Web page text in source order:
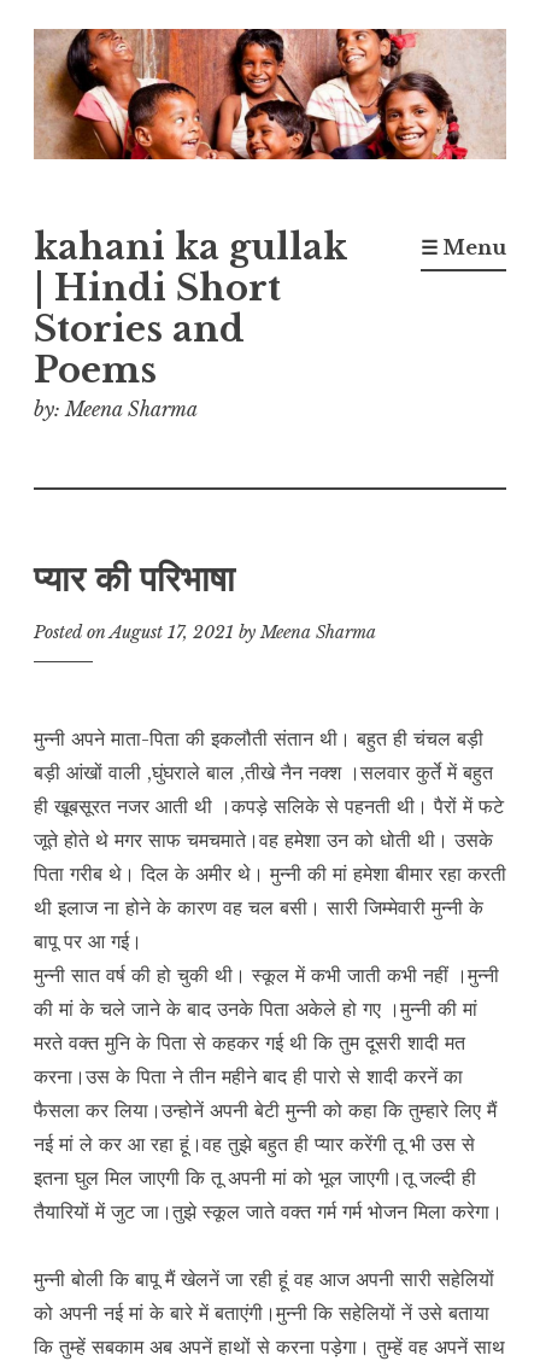
Skip
to
content
kahani ka gullak
| Hindi Short
Stories and
Poems
by: Meena Sharma
☰ Menu
प्यार की परिभाषा
Posted onAugust 17, 2021 byMeena Sharma
मुन्नी अपने माता-पिता की इकलौती संतान थी। बहुत ही चंचल बड़ी
बड़ी आंखों वाली ,घुंघराले बाल ,तीखे नैन नक्श ।सलवार कुर्ते में बहुत
ही खूबसूरत नजर आती थी ।कपड़े सलिके से पहनती थी। पैरों में फटे
जूते होते थे मगर साफ चमचमाते।वह हमेशा उन को धोती थी। उसके
पिता गरीब थे। दिल के अमीर थे। मुन्नी की मां हमेशा बीमार रहा करती
थी इलाज ना होने के कारण वह चल बसी। सारी जिम्मेवारी मुन्नी के
बापू पर आ गई।
मुन्नी सात वर्ष की हो चुकी थी। स्कूल में कभी जाती कभी नहीं ।मुन्नी
की मां के चले जाने के बाद उनके पिता अकेले हो गए ।मुन्नी की मां
मरते वक्त मुनि के पिता से कहकर गई थी कि तुम दूसरी शादी मत
करना।उस के पिता ने तीन महीने बाद ही पारो से शादी करनें का
फैसला कर लिया।उन्होनें अपनी बेटी मुन्नी को कहा कि तुम्हारे लिए मैं
नई मां ले कर आ रहा हूं।वह तुझे बहुत ही प्यार करेंगी तू भी उस से
इतना घुल मिल जाएगी कि तू अपनी मां को भूल जाएगी।तू जल्दी ही
तैयारियों में जुट जा।तुझे स्कूल जाते वक्त गर्म गर्म भोजन मिला करेगा।
मुन्नी बोली कि बापू मैं खेलनें जा रही हूं वह आज अपनी सारी सहेलियों
को अपनी नई मां के बारे में बताएंगी।मुन्नी कि सहेलियों नें उसे बताया
कि तुम्हें सबकाम अब अपनें हाथों से करना पड़ेगा। तुम्हें वह अपनें साथ